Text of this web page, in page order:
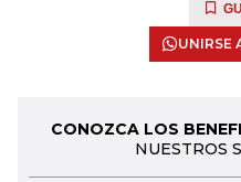
UNIRSE
CONOZCA LOS
NUESTROS